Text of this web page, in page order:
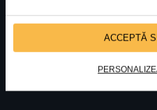
ACCEPTĂ